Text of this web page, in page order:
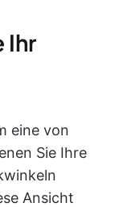
Ihr
eine von
Sie Ihre
Ansicht